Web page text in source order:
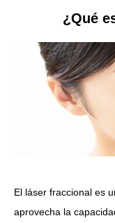
¿Qué
El láser fraccional es
aprovecha la